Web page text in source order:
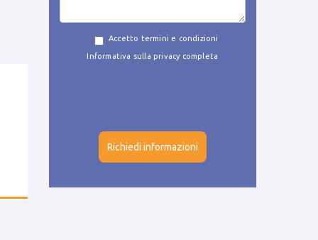
Accetto termini e condizioni
Informativa sulla privacy completa